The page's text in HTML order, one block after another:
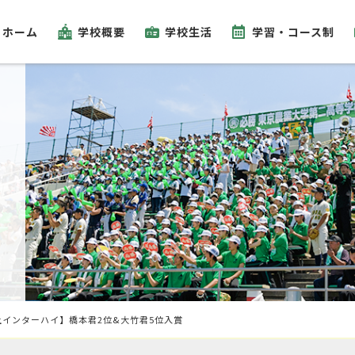
ホーム 学校概要 学校生活 学習・コース制
インターハイ】橋本君2位&大竹君5位入賞